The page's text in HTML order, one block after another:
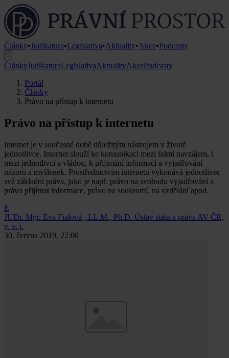
Články•Judikatura•Legislativa•Aktuality•Akce•Podcasty
ČlánkyJudikaturaLegislativaAktualityAkcePodcasty
Portál
Články
Právo na přístup k internetu
Právo na přístup k internetu
Internet je v současné době důležitým nástrojem v životě
jednotlivce. Internet slouží ke komunikaci mezi lidmi navzájem, i
mezi jednotlivci a vládou, k přijímání informací a vyjadřování
názorů a myšlenek. Prostřednictvím internetu vykonává jednotlivec
svá základní práva, jako je např. právo na svobodu vyjadřování a
právo přijímat informace, právo na soukromí, na vzdělání apod.
E
JUDr. Mgr. Eva Fialová , LL.M., Ph.D. Ústav státu a práva AV ČR,
v. v. i.
30. června 2019, 22:00